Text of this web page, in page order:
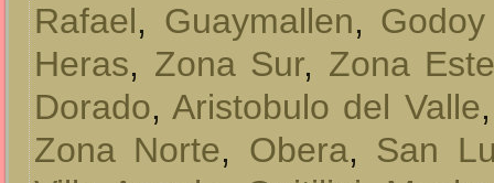
Rafael, Guaymallen,
Heras, Zona Sur, Zona Este
Dorado,Aristobulo del Valle
Zona Norte, Obera, San